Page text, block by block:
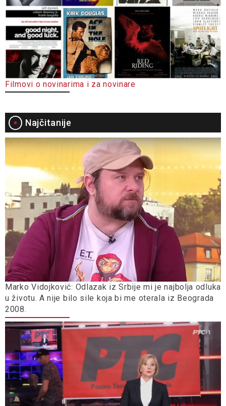
Filmovi o novinarima i za novinare
Najčitanije
Marko Vidojković: Odlazak iz Srbije mi je najbolja odluka
u životu. A nije bilo sile koja bi me oterala iz Beograda
2008.